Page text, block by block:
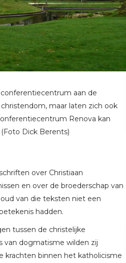
aan de
maar laten zich ook
Renova kan
Dick Berents)
over Christiaan
en over de broederschap van
van die teksten niet een
hadden.
tussen de christelijke
van dogmatisme wilden zij
krachten binnen het katholicisme